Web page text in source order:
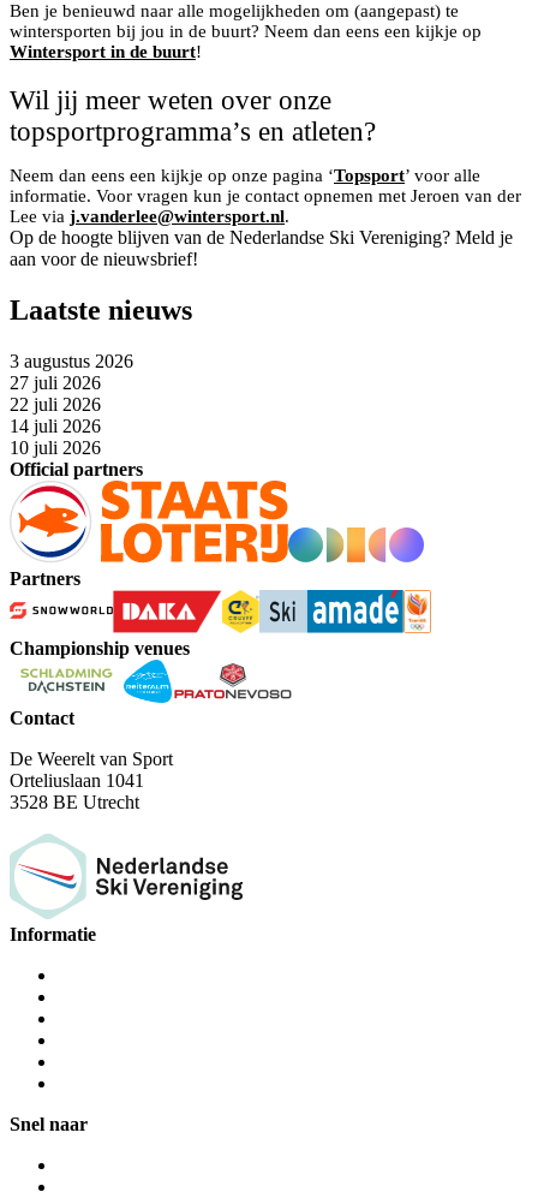
Ben je benieuwd naar alle mogelijkheden om (aangepast) te
wintersporten bij jou in de buurt? Neem dan eens een kijkje op
Wintersport in de buurt!
Wil jij meer weten over onze
topsportprogramma’s en atleten?
Neem dan eens een kijkje op onze pagina ‘Topsport’ voor alle
informatie. Voor vragen kun je contact opnemen met Jeroen van der
Lee via j.vanderlee@wintersport.nl.
Op de hoogte blijven van de Nederlandse Ski Vereniging? Meld je
aan voor de nieuwsbrief!
Laatste nieuws
3 augustus 2026
27 juli 2026
22 juli 2026
14 juli 2026
10 juli 2026
Official partners
Partners
Championship venues
Contact
De Weerelt van Sport
Orteliuslaan 1041
3528 BE Utrecht
Informatie
Snel naar